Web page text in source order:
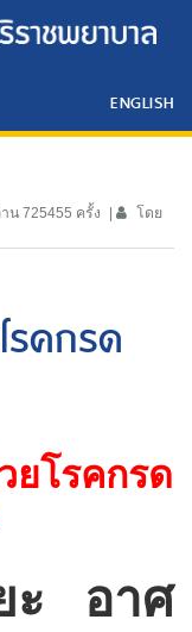
ENGLISH
น 725455 ครั้ง โดย
รคกรด
ยโรคกรด
ะ
อาศ